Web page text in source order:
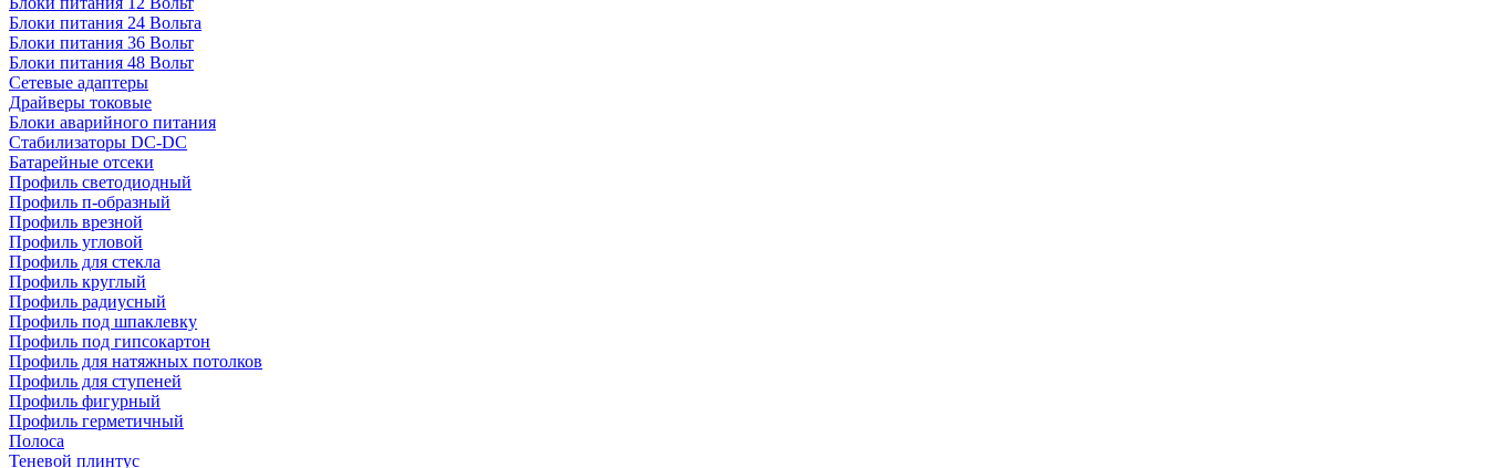
Блоки питания 24 Вольта
Блоки питания 36 Вольт
Блоки питания 48 Вольт
Сетевые адаптеры
Драйверы токовые
Блоки аварийного питания
Стабилизаторы DC-DC
Батарейные отсеки
Профиль светодиодный
Профиль п-образный
Профиль врезной
Профиль угловой
Профиль для стекла
Профиль круглый
Профиль радиусный
Профиль под шпаклевку
Профиль под гипсокартон
Профиль для натяжных потолков
Профиль для ступеней
Профиль фигурный
Профиль герметичный
Полоса
Теневой плинтус